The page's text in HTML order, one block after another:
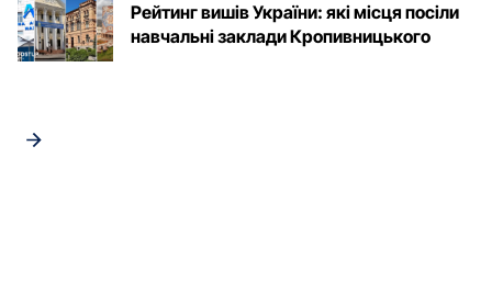
Рейтинг вишів України: які місця посіли
навчальні заклади Кропивницького